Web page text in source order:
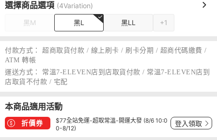
選擇商品選項 (4Variation)
黑M 黑L 黑LL +1
付款方式：
超商取貨付款 / 線上刷卡 / 刷卡分期 / 超商代碼繳費 /
ATM 轉帳
運送方式：
常溫7-ELEVEN店到店取貨付款 / 常溫7-ELEVEN店到
店取貨不付款 / 宅配
本商品適用活動
折價券
$77全站免運-超取常溫-開運大發 (8/6 10:0
0-8/12)
登入領取